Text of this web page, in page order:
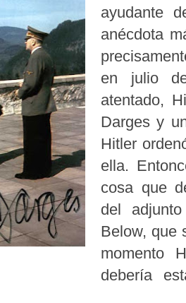
ayudante
anécdota
en julio
atentado,
Darges y
Hitler
ella.
cosa que
del
Below, que
momento
debería